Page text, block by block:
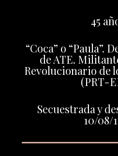
45
“Coca” o “Paula”.
de ATE.
Revolucionario de
(PRT-
Secuestrada y
10/08/